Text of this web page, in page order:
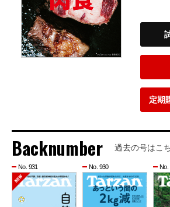
定期
Backnumber 過去の号はこ
No. 931 No. 930 No.